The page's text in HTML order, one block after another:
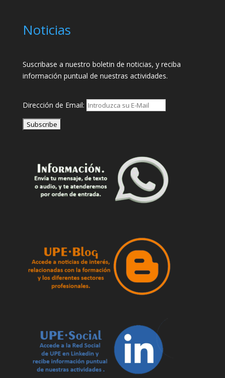
Noticias
Suscribase a nuestro boletin de noticias, y reciba
información puntual de nuestras actividades.
Dirección de Email: